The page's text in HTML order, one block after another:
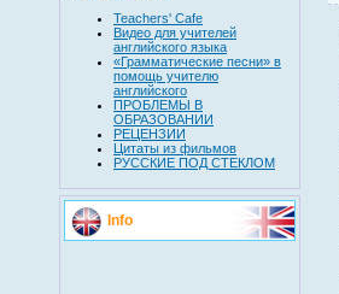
Teachers' Cafe
Видео для учителей
английского языка
«Грамматические песни» в
помощь учителю
английского
ПРОБЛЕМЫ В
ОБРАЗОВАНИИ
РЕЦЕНЗИИ
Цитаты из фильмов
РУССКИЕ ПОД СТЕКЛОМ
Info